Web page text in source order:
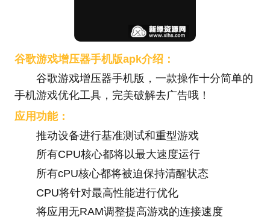
谷歌游戏增压器手机版apk介绍：
谷歌游戏增压器手机版，一款操作十分简单的
手机游戏优化工具，完美破解去广告哦！
应用功能：
推动设备进行基准测试和重型游戏
所有CPU核心都将以最大速度运行
所有cPU核心都将被迫保持清醒状态
CPU将针对最高性能进行优化
将应用无RAM调整提高游戏的连接速度